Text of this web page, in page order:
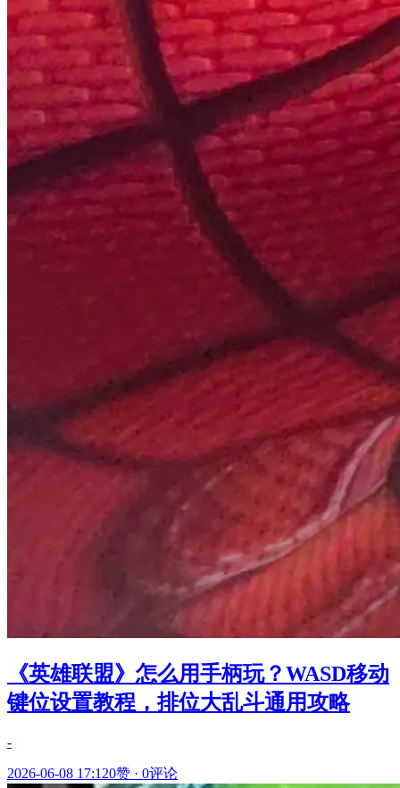
《英雄联盟》怎么用手柄玩？WASD移动
键位设置教程，排位大乱斗通用攻略
-
2026-06-08 17:120赞 · 0评论